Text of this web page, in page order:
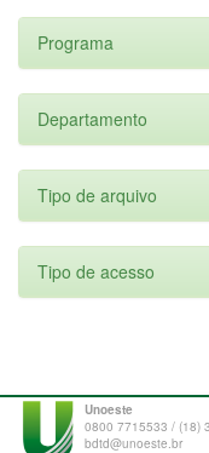
Programa
Departamento
Tipo de arquivo
Tipo de acesso
Unoeste
0800 7715533 / (18)
bdtd@unoeste.br